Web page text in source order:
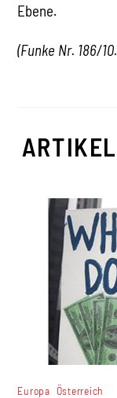
Ebene.
(Funke Nr. 186/
Europa Österreich